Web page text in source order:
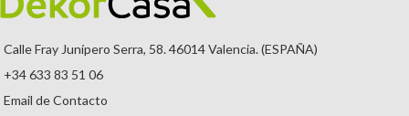
Calle Fray Junípero Serra, 58. 46014 Valencia. (ESPAÑA)
+34 633 83 51 06
Email de Contacto